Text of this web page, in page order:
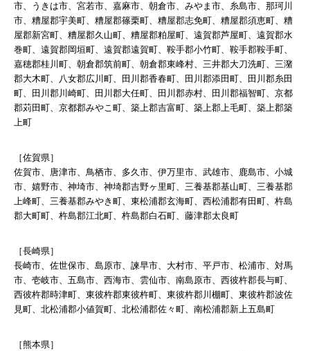
市、うきは市、宮若市、嘉麻市、朝倉市、みやま市、糸島市、那珂川
市、糟屋郡宇美町、糟屋郡篠栗町、糟屋郡志免町、糟屋郡須恵町、糟
屋郡新宮町、糟屋郡久山町、糟屋郡粕屋町、遠賀郡芦屋町、遠賀郡水
巻町、遠賀郡岡垣町、遠賀郡遠賀町、鞍手郡小竹町、鞍手郡鞍手町、
嘉穂郡桂川町、朝倉郡筑前町、朝倉郡東峰村、三井郡大刀洗町、三潴
郡大木町、八女郡広川町、田川郡香春町、田川郡添田町、田川郡糸田
町、田川郡川崎町、田川郡大任町、田川郡赤村、田川郡福智町、京都
郡苅田町、京都郡みやこ町、築上郡吉富町、築上郡上毛町、築上郡築
上町
［佐賀県］
佐賀市、唐津市、鳥栖市、多久市、伊万里市、武雄市、鹿島市、小城
市、嬉野市、神埼市、神埼郡吉野ヶ里町、三養基郡基山町、三養基郡
上峰町、三養基郡みやき町、東松浦郡玄海町、西松浦郡有田町、杵島
郡大町町、杵島郡江北町、杵島郡白石町、藤津郡太良町
［長崎県］
長崎市、佐世保市、島原市、諫早市、大村市、平戸市、松浦市、対馬
市、壱岐市、五島市、西海市、雲仙市、南島原市、西彼杵郡長与町、
西彼杵郡時津町、東彼杵郡東彼杵町、東彼杵郡川棚町、東彼杵郡波佐
見町、北松浦郡小値賀町、北松浦郡佐々町、南松浦郡新上五島町
［熊本県］